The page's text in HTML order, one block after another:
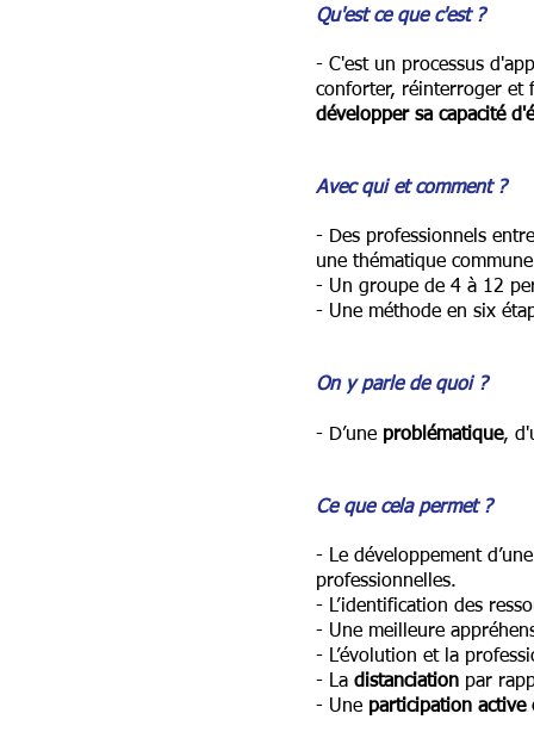
Qu'est ce que c'est ?
- C'est un processus
conforter, réinterroger et
développer sa capacité
Avec qui et comment ?
- Des professionnels
une thématique
- Un groupe de 4 à 12
- Une méthode en six
On y parle de quoi ?
- D’une problématique,
Ce que cela permet ?
- Le développement d’une
professionnelles.
- L’identification des
- Une meilleure
- L’évolution et la
- La distanciation par
- Une participation active